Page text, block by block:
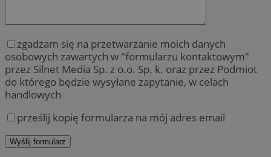
zgadzam się na przetwarzanie moich danych
osobowych zawartych w "formularzu kontaktowym"
przez Silnet Media Sp. z o.o. Sp. k. oraz przez Podmiot
do którego będzie wysyłane zapytanie, w celach
handlowych
prześlij kopię formularza na mój adres email